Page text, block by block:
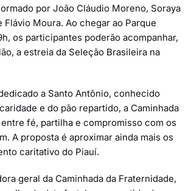
por João Cláudio Moreno, Soraya
Flávio Moura. Ao chegar ao Parque
os participantes poderão acompanhar,
a estreia da Seleção Brasileira na
a Santo Antônio, conhecido
e do pão repartido, a Caminhada
fé, partilha e compromisso com os
A proposta é aproximar ainda mais os
caritativo do Piauí.
geral da Caminhada da Fraternidade,